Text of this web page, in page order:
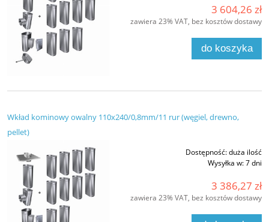
3 604,26 zł
zawiera 23% VAT, bez kosztów dostawy
do koszyka
Wkład kominowy owalny 110x240/0,8mm/11 rur (węgiel, drewno,
pellet)
Dostępność:duża ilość
Wysyłka w:7 dni
3 386,27 zł
zawiera 23% VAT, bez kosztów dostawy